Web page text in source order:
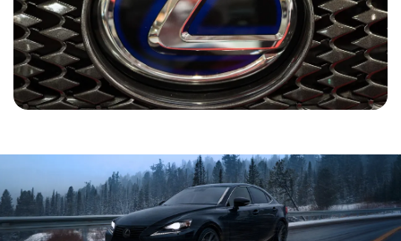
specifiche esigenze. Si va daiSUV di lussocome il Lexus
RX fino alla berlina ES e agli ibridi come laUX Hybrid. Le
offerte di Lexus noleggio lungo termine sono diverse,
consentendo di scegliere le offerte perfette in base al
chilometraggio e alla durata desiderata. Infine, con il
Lexus noleggio lungo termine privati e aziende possono
flotta sempre aggiornata.